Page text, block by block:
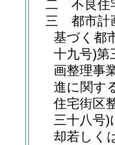
二
不良住
三
都市計
基づく都
十九号)第
画整理事
進に関す
住宅街区
三十八号)
却若しく